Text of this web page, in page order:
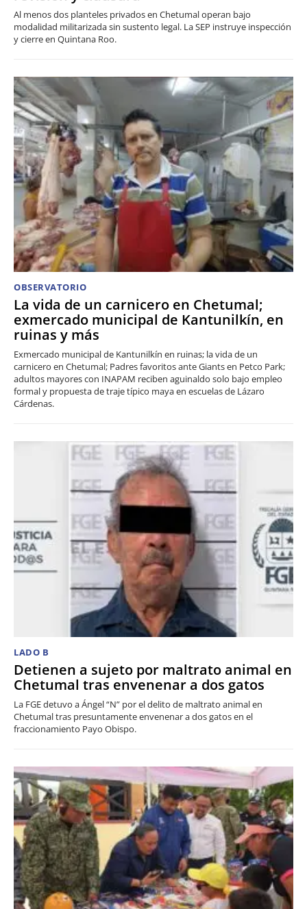
Al menos dos planteles privados en Chetumal operan bajo
modalidad militarizada sin sustento legal. La SEP instruye inspección
y cierre en Quintana Roo.
OBSERVATORIO
La vida de un carnicero en Chetumal;
exmercado municipal de Kantunilkín, en
ruinas y más
Exmercado municipal de Kantunilkín en ruinas; la vida de un
carnicero en Chetumal; Padres favoritos ante Giants en Petco Park;
adultos mayores con INAPAM reciben aguinaldo solo bajo empleo
formal y propuesta de traje típico maya en escuelas de Lázaro
Cárdenas.
LADO B
Detienen a sujeto por maltrato animal en
Chetumal tras envenenar a dos gatos
La FGE detuvo a Ángel “N” por el delito de maltrato animal en
Chetumal tras presuntamente envenenar a dos gatos en el
fraccionamiento Payo Obispo.